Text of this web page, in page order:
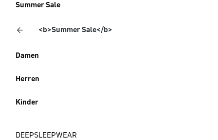
Summer Sale
<b>Summer Sale</b>
Damen
Herren
Kinder
DEEPSLEEPWEAR